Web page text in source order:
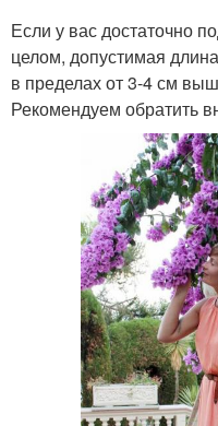
Если у вас достаточно
целом, допустимая
в пределах от 3-4 см
Рекомендуем обратить